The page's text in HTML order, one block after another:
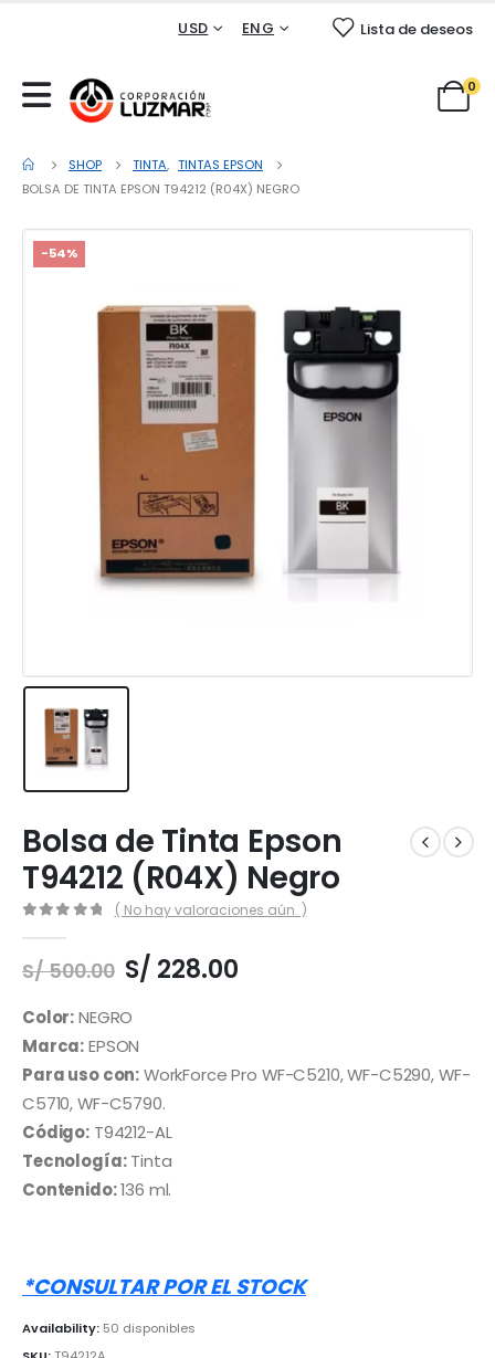
USD ENG Lista de deseos
0
SHOP TINTA, TINTAS EPSON
BOLSA DE TINTA EPSON T94212 (R04X) NEGRO
-54%
Bolsa de Tinta Epson
T94212 (R04X) Negro
( No hay valoraciones aún. )
S/500.00 El
precio
original
era:
S/ 500.00.
S/ 228.00El
S/ 228.00.
Color:NEGRO
Marca:EPSON
Para uso con:WorkForce Pro WF-C5210, WF-C5290, WF-
C5710, WF-C5790.
Código:T94212-AL
Tecnología:Tinta
Contenido:136 ml.
*CONSULTAR POR EL STOCK
Availability: 50 disponibles